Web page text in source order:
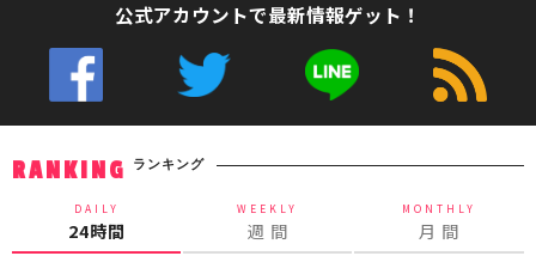
公式アカウントで最新情報ゲット！
RANKING ランキング
DAILY
24時間
WEEKLY
週 間
MONTHLY
月 間